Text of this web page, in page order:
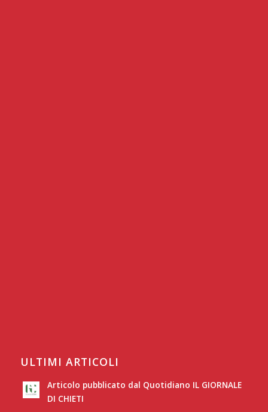
ULTIMI ARTICOLI
Articolo pubblicato dal Quotidiano IL GIORNALE
DI CHIETI